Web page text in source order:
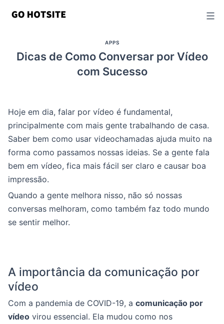
conteúdo
APPS
Dicas de Como Conversar por Vídeo
com Sucesso
Hoje em dia, falar por vídeo é fundamental,
principalmente com mais gente trabalhando de casa.
Saber bem como usar videochamadas ajuda muito na
forma como passamos nossas ideias. Se a gente fala
bem em vídeo, fica mais fácil ser claro e causar boa
impressão.
Quando a gente melhora nisso, não só nossas
conversas melhoram, como também faz todo mundo
se sentir melhor.
A importância da comunicação por
vídeo
Com a pandemia de COVID-19, a comunicação por
vídeo virou essencial. Ela mudou como nos